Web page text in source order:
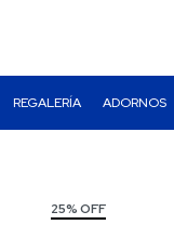
REGALERÍA ADORNOS
25% OFF